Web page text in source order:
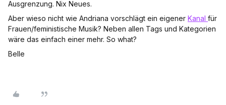
Ausgrenzung. Nix Neues.
Aber wieso nicht wie Andriana vorschlägt ein eigener Kanal für
Frauen/feministische Musik? Neben allen Tags und Kategorien
wäre das einfach einer mehr. So what?
Belle